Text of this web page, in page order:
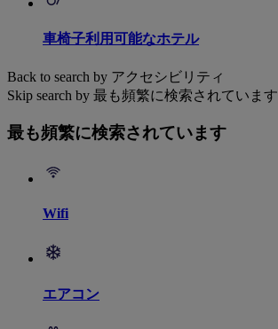
車椅子利用可能なホテル
Back to search by アクセシビリティ
Skip search by 最も頻繁に検索されています
最も頻繁に検索されています
Wifi
エアコン